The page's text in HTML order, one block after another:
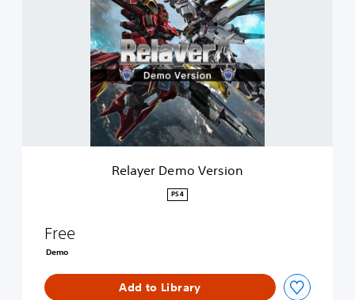
Relayer Demo Version
PS4
Free
Demo
Add to Library